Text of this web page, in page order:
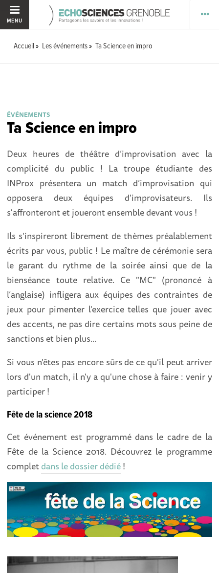
MENU
Accueil Les événements Ta Science en impro
ÉVÉNEMENTS
Ta Science en impro
Deux heures de théâtre d’improvisation avec la
complicité du public ! La troupe étudiante des
INProx présentera un match d’improvisation qui
opposera deux équipes d'improvisateurs. Ils
s'affronteront et joueront ensemble devant vous !
Ils s'inspireront librement de thèmes préalablement
écrits par vous, public ! Le maître de cérémonie sera
le garant du rythme de la soirée ainsi que de la
bienséance toute relative. Ce "MC" (prononcé à
l’anglaise) infligera aux équipes des contraintes de
jeux pour pimenter l'exercice telles que jouer avec
des accents, ne pas dire certains mots sous peine de
sanctions et bien plus...
Si vous n'êtes pas encore sûrs de ce qu'il peut arriver
lors d'un match, il n'y a qu'une chose à faire : venir y
participer !
Fête de la science 2018
Cet événement est programmé dans le cadre de la
Fête de la Science 2018. Découvrez le programme
completdans le dossier dédié!